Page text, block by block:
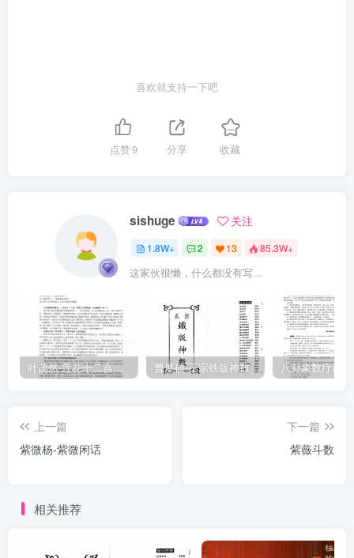
喜欢就支持一下吧
点赞9 分享 收藏
sishuge 关注
1.8W+ 2 13 85.3W+
这家伙很懒，什么都没有写...
叶茂然-莲花十二宫佛家奇门面授及答疑 曹展硕-正宗铁版神数
上一篇
紫微杨-紫微闲话
下一篇
紫薇斗数
相关推荐